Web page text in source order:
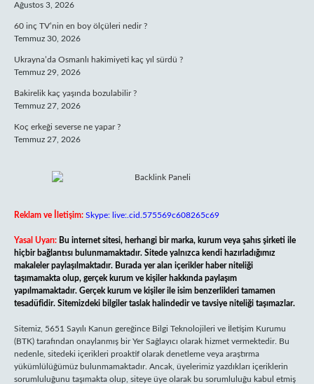
Ağustos 3, 2026
60 inç TV’nin en boy ölçüleri nedir ?
Temmuz 30, 2026
Ukrayna’da Osmanlı hakimiyeti kaç yıl sürdü ?
Temmuz 29, 2026
Bakirelik kaç yaşında bozulabilir ?
Temmuz 27, 2026
Koç erkeği severse ne yapar ?
Temmuz 27, 2026
Reklam ve İletişim: Skype: live:.cid.575569c608265c69
Yasal Uyarı: Bu internet sitesi, herhangi bir marka, kurum veya şahıs şirketi ile
hiçbir bağlantısı bulunmamaktadır. Sitede yalnızca kendi hazırladığımız
makaleler paylaşılmaktadır. Burada yer alan içerikler haber niteliği
taşımamakta olup, gerçek kurum ve kişiler hakkında paylaşım
yapılmamaktadır. Gerçek kurum ve kişiler ile isim benzerlikleri tamamen
tesadüfidir. Sitemizdeki bilgiler taslak halindedir ve tavsiye niteliği taşımazlar.
Sitemiz, 5651 Sayılı Kanun gereğince Bilgi Teknolojileri ve İletişim Kurumu
(BTK) tarafından onaylanmış bir Yer Sağlayıcı olarak hizmet vermektedir. Bu
nedenle, sitedeki içerikleri proaktif olarak denetleme veya araştırma
yükümlülüğümüz bulunmamaktadır. Ancak, üyelerimiz yazdıkları içeriklerin
sorumluluğunu taşımakta olup, siteye üye olarak bu sorumluluğu kabul etmiş